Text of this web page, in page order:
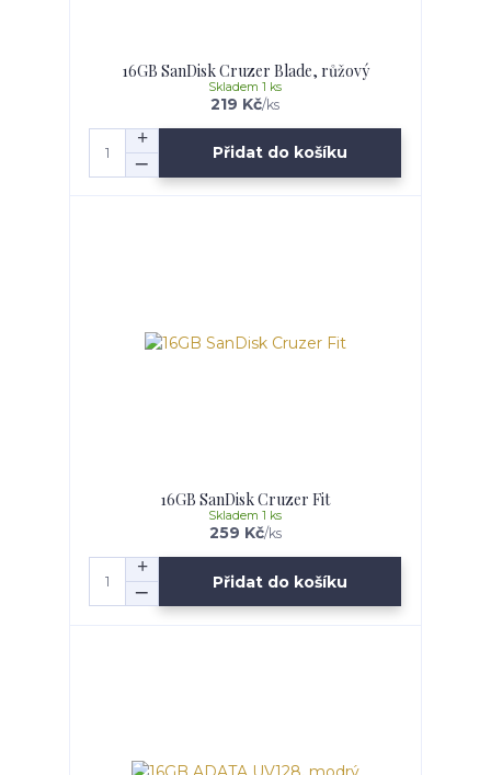
16GB SanDisk Cruzer Blade, růžový
219 Kč/ks
Skladem 1 ks
Přidat do košíku
16GB SanDisk Cruzer Fit
259 Kč/ks
Skladem 1 ks
Přidat do košíku